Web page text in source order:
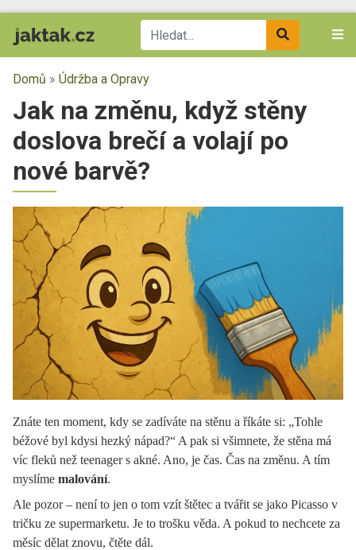
Domů » Údržba a Opravy
Jak na změnu, když stěny
doslova brečí a volají po
nové barvě?
Znáte ten moment, kdy se zadíváte na stěnu a říkáte si: „Tohle
béžové byl kdysi hezký nápad?“ A pak si všimnete, že stěna má
víc fleků než teenager s akné. Ano, je čas. Čas na změnu. A tím
myslíme malování.
Ale pozor – není to jen o tom vzít štětec a tvářit se jako Picasso v
tričku ze supermarketu. Je to trošku věda. A pokud to nechcete za
měsíc dělat znovu, čtěte dál.